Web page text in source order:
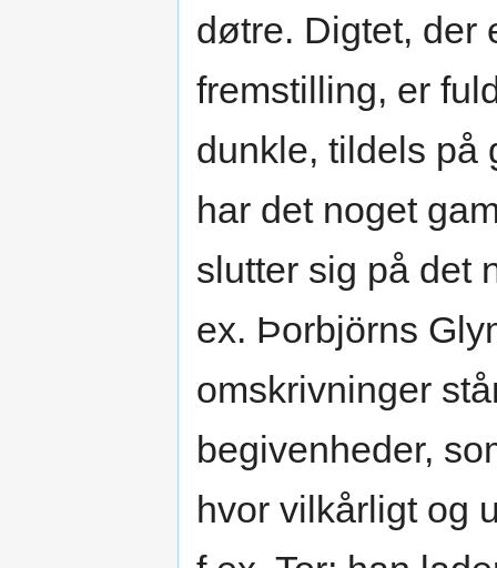
døtre. Digtet, der
fremstilling, er
dunkle, tildels på
har det noget
slutter sig på det
ex. Þorbjörns
omskrivninger
begivenheder,
hvor vilkårligt og